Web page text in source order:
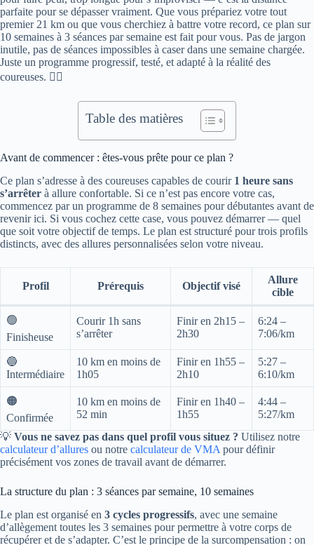
parfaite pour se dépasser vraiment. Que vous prépariez votre tout
premier 21 km ou que vous cherchiez à battre votre record, ce plan sur
10 semaines à 3 séances par semaine est fait pour vous. Pas de jargon
inutile, pas de séances impossibles à caser dans une semaine chargée.
Juste un programme progressif, testé, et adapté à la réalité des
coureuses. 🏃‍♀️
Table des matières
Avant de commencer : êtes-vous prête pour ce plan ?
Ce plan s’adresse à des coureuses capables de courir 1 heure sans
s’arrêter à allure confortable. Si ce n’est pas encore votre cas,
commencez par un programme de 8 semaines pour débutantes avant de
revenir ici. Si vous cochez cette case, vous pouvez démarrer — quel
que soit votre objectif de temps. Le plan est structuré pour trois profils
distincts, avec des allures personnalisées selon votre niveau.
Profil Prérequis Objectif visé
Allure
cible
🟢
Finisheuse
Courir 1h sans
s’arrêter
Finir en 2h15 –
2h30
6:24 –
7:06/km
🔵
Intermédiaire
10 km en moins de
1h05
Finir en 1h55 –
2h10
5:27 –
6:10/km
🟠
Confirmée
10 km en moins de
52 min
Finir en 1h40 –
1h55
4:44 –
5:27/km
💡 Vous ne savez pas dans quel profil vous situez ? Utilisez notre
calculateur d’allures ou notre calculateur de VMA pour définir
précisément vos zones de travail avant de démarrer.
La structure du plan : 3 séances par semaine, 10 semaines
Le plan est organisé en 3 cycles progressifs, avec une semaine
d’allègement toutes les 3 semaines pour permettre à votre corps de
récupérer et de s’adapter. C’est le principe de la surcompensation : on